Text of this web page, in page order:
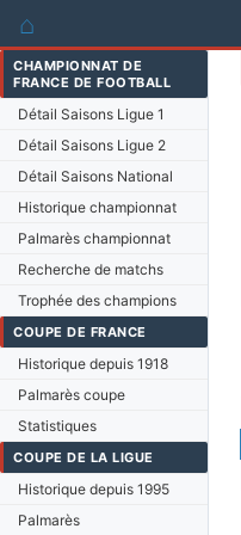
⌂
CHAMPIONNAT DE
FRANCE DE FOOTBALL
Détail Saisons Ligue 1
Détail Saisons Ligue 2
Détail Saisons National
Historique championnat
Palmarès championnat
Recherche de matchs
Trophée des champions
COUPE DE FRANCE
Historique depuis 1918
Palmarès coupe
Statistiques
COUPE DE LA LIGUE
Historique depuis 1995
Palmarès